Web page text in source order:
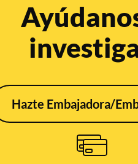
Hazte Embajadora/
promocionan